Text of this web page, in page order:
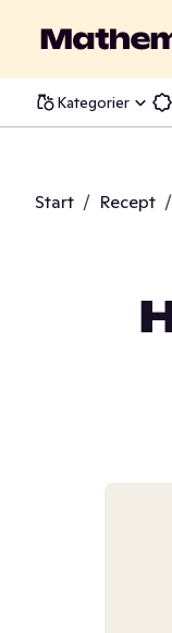
Kategorier
Start / Recept /